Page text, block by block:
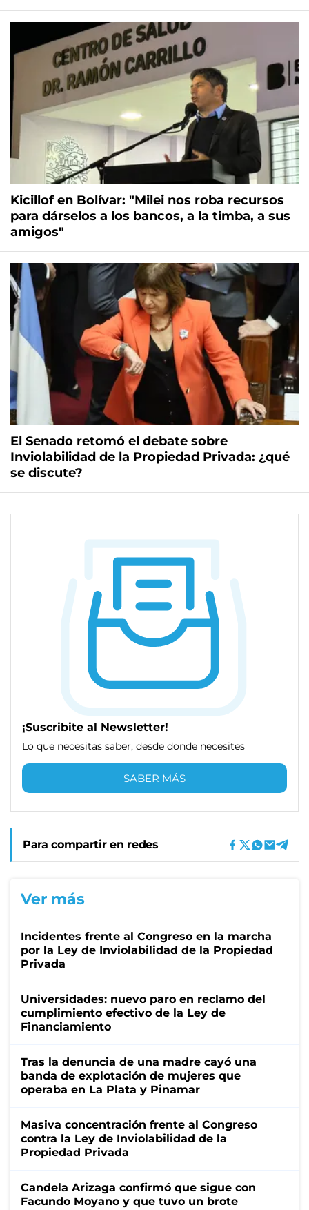
Kicillof en Bolívar: "Milei nos roba recursos
para dárselos a los bancos, a la timba, a sus
amigos"
El Senado retomó el debate sobre
Inviolabilidad de la Propiedad Privada: ¿qué
se discute?
¡Suscribite al Newsletter!
Lo que necesitas saber, desde donde necesites
SABER MÁS
Para compartir en redes
Ver más
Incidentes frente al Congreso en la marcha
por la Ley de Inviolabilidad de la Propiedad
Privada
Universidades: nuevo paro en reclamo del
cumplimiento efectivo de la Ley de
Financiamiento
Tras la denuncia de una madre cayó una
banda de explotación de mujeres que
operaba en La Plata y Pinamar
Masiva concentración frente al Congreso
contra la Ley de Inviolabilidad de la
Propiedad Privada
Candela Arizaga confirmó que sigue con
Facundo Moyano y que tuvo un brote